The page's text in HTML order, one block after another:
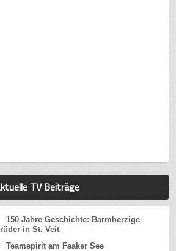
TV Beiträge
150 Jahre Geschichte: Barmherzige
in St. Veit
Teamspirit am Faaker See